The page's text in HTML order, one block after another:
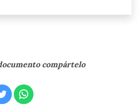
compártelo